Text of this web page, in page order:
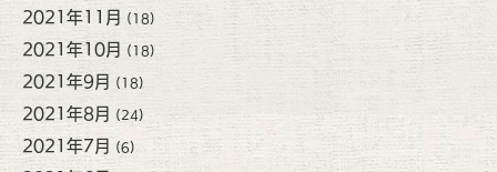
2021年11月 (18)
2021年10月 (18)
2021年9月 (18)
2021年8月 (24)
2021年7月 (6)